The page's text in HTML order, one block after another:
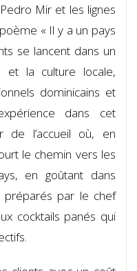
Mir et les lignes
« Il y a un pays
se lancent dans un
et la culture locale,
dominicains et
dans cet
de l’accueil où, en
le chemin vers les
en goûtant dans
préparés par le chef
cocktails panés qui